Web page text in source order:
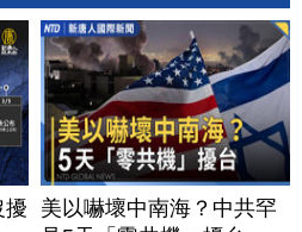
擾
美以嚇壞中南海？中共罕